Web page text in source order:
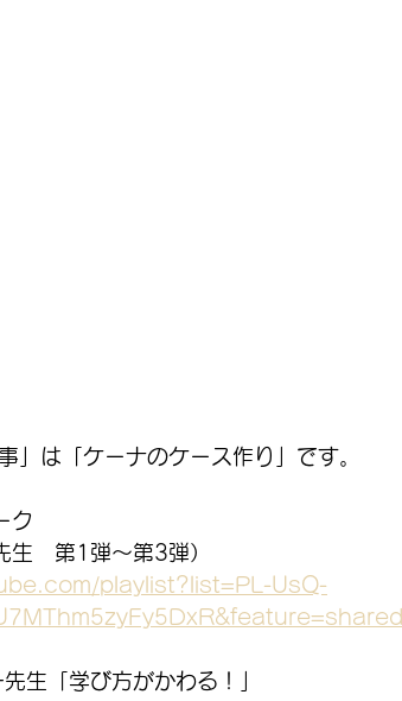
」は「ケーナのケース作り」です。
ク
生　第1弾～第3弾）
playlist?list=PL-UsQ-
生「学び方がかわる！」